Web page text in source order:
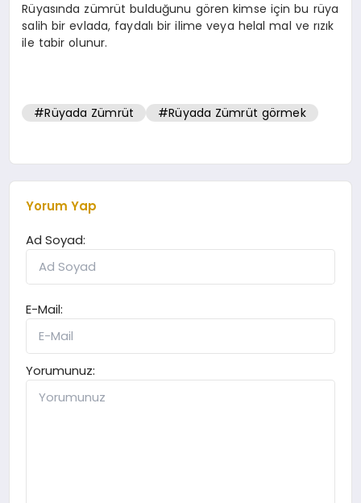
Rüyasında zümrüt bulduğunu gören kimse için bu rüya
salih bir evlada, faydalı bir ilime veya helal mal ve rızık
ile tabir olunur.
#Rüyada Zümrüt #Rüyada Zümrüt görmek
Yorum Yap
Ad Soyad:
E-Mail:
Yorumunuz: